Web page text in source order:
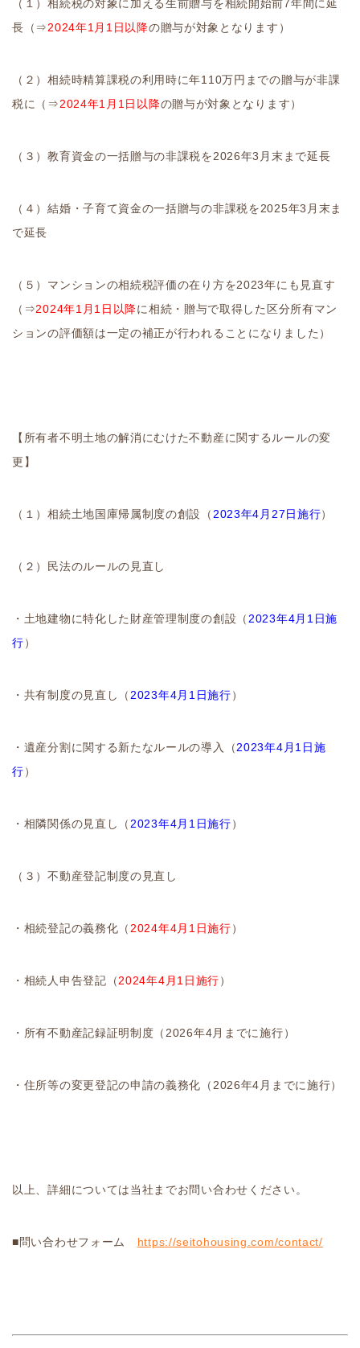
（１）相続税の対象に加える生前贈与を相続開始前7年間に延
長（⇒2024年1月1日以降の贈与が対象となります）
（２）相続時精算課税の利用時に年110万円までの贈与が非課
税に（⇒2024年1月1日以降の贈与が対象となります）
（３）教育資金の一括贈与の非課税を2026年3月末まで延長
（４）結婚・子育て資金の一括贈与の非課税を2025年3月末ま
で延長
（５）マンションの相続税評価の在り方を2023年にも見直す
（⇒2024年1月1日以降に相続・贈与で取得した区分所有マン
ションの評価額は一定の補正が行われることになりました）
【所有者不明土地の解消にむけた不動産に関するルールの変
更】
（１）相続土地国庫帰属制度の創設（ 2023年4月27日施行）
（２）民法のルールの見直し
・土地建物に特化した財産管理制度の創設（ 2023年4月1日施
行）
・共有制度の見直し（ 2023年4月1日施行）
・遺産分割に関する新たなルールの導入（2023年4月1日施
行）
・相隣関係の見直し（ 2023年4月1日施行）
（３）不動産登記制度の見直し
・相続登記の義務化（ 2024年4月1日施行）
・相続人申告登記（2024年4月1日施行）
・所有不動産記録証明制度（2026年4月までに施行）
・住所等の変更登記の申請の義務化（2026年4月までに施行）
以上、詳細については当社までお問い合わせください。
■問い合わせフォーム https://seitohousing.com/contact/